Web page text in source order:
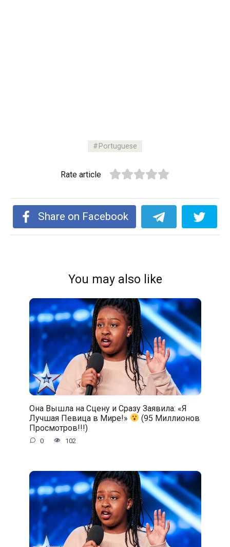
Portuguese
Rate article
Share on Facebook
You may also like
Она Вышла на Сцену и Сразу Заявила: «Я
Лучшая Певица в Мире!»
(95 Миллионов
Просмотров!!!)
0 102